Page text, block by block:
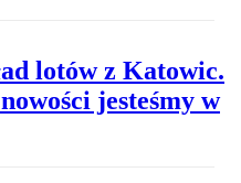
lotów z Katowic.
jesteśmy w